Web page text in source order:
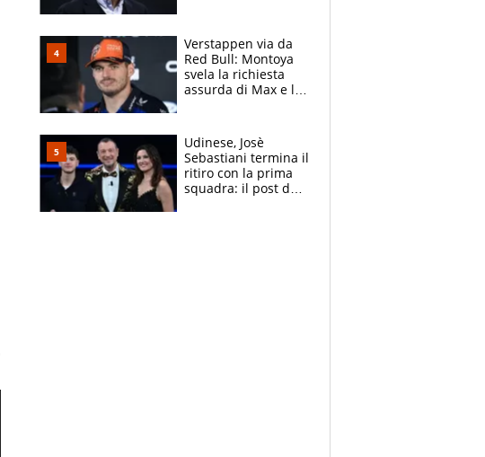
azzurri
Verstappen via da
Red Bull: Montoya
svela la richiesta
assurda di Max e lo
McLaren siano
meglio?”
Udinese, Josè
Sebastiani termina il
ritiro con la prima
squadra: il post del